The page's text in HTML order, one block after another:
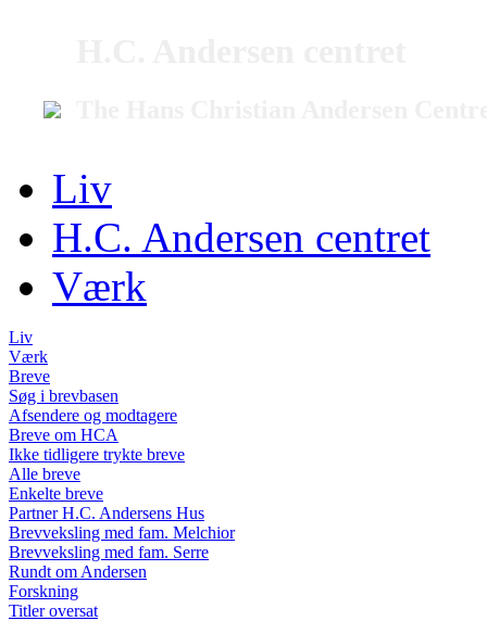
Liv
H.C. Andersen centret
Værk
Liv
Værk
Breve
Søg i brevbasen
Afsendere og modtagere
Breve om HCA
Ikke tidligere trykte breve
Alle breve
Enkelte breve
Partner H.C. Andersens Hus
Brevveksling med fam. Melchior
Brevveksling med fam. Serre
Rundt om Andersen
Forskning
Titler oversat